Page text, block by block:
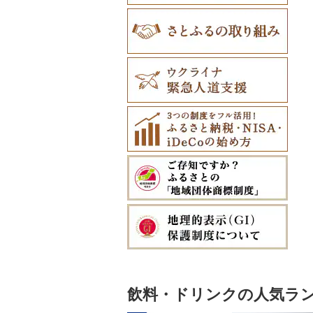
飲料・ドリンクの人気ラ